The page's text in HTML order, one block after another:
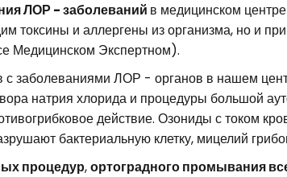
ЛОР - заболеваний в медицинском
токсины и аллергены из организма, но и
Медицинском Экспертном).
с заболеваниями ЛОР - органов в нашем
натрия хлорида и процедуры большой
действие. Озониды с током
бактериальную клетку, мицелий
процедур,ортоградного промывания